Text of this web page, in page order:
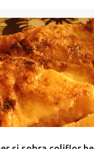
COCINA DE LA LINEA DE
RECETAS